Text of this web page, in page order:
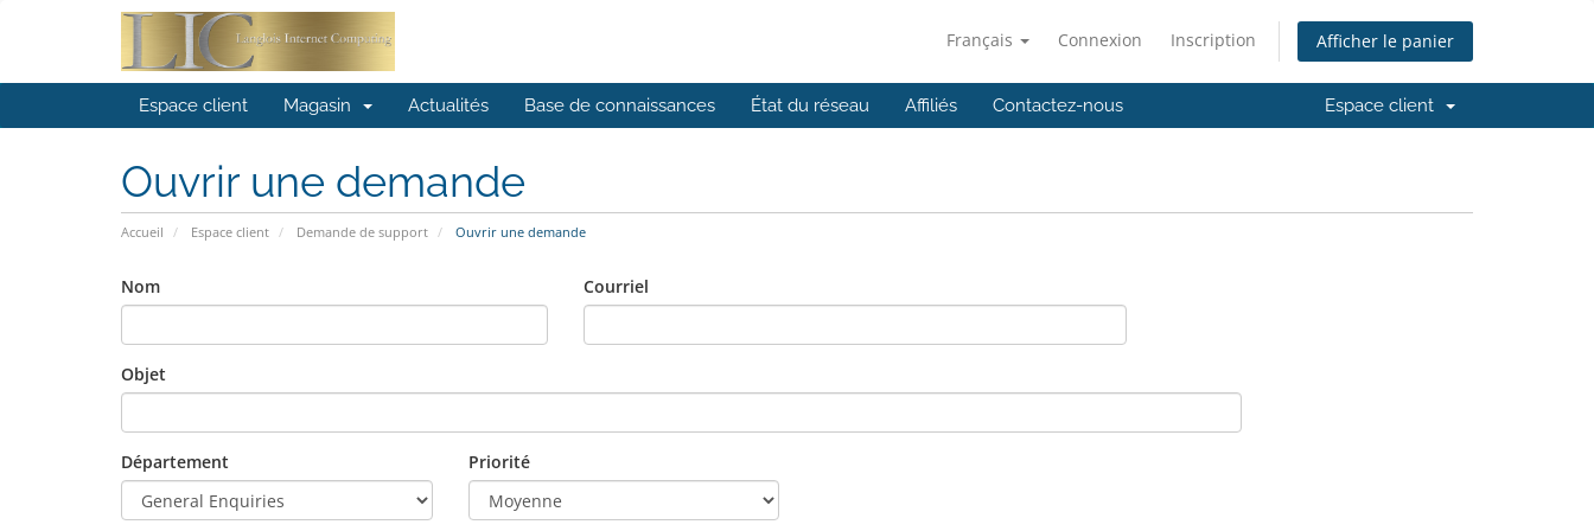
Français Connexion Inscription Afficher le panier
Espace client Magasin Actualités Base de connaissances État du réseau Affiliés Contactez-nous Espace client
Ouvrir une demande
Accueil Espace client Demande de support Ouvrir une demande
Nom Courriel
Objet
Département Priorité